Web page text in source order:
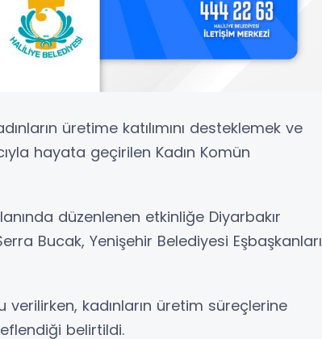
üretime katılımını desteklemek ve
hayata geçirilen Kadın Komün
düzenlenen etkinliğe Diyarbakır
Bucak, Yenişehir Belediyesi Eşbaşkanları
kadınların üretim süreçlerine
belirtildi.